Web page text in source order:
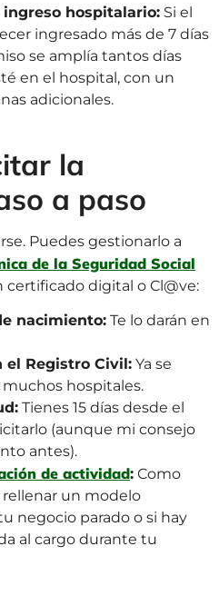
hospitalario: Si el
ingresado más de 7 días
se amplía tantos días
en el hospital, con un
adicionales.
la
a paso
Puedes gestionarlo a
de la Seguridad Social
certificado digital o Cl@ve:
nacimiento: Te lo darán en
el Registro Civil: Ya se
hospitales.
Tienes 15 días desde el
(aunque mi consejo
antes).
de actividad: Como
un modelo
negocio parado o si hay
al cargo durante tu